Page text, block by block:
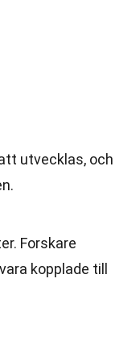
utvecklas, och
Forskare
kopplade till